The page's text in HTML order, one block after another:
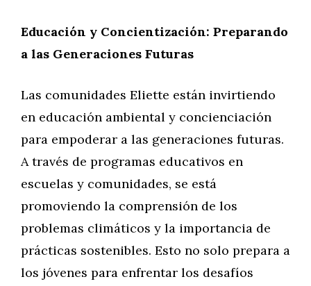
Educación y Concientización: Preparando
a las Generaciones Futuras
Las comunidades Eliette están invirtiendo
en educación ambiental y concienciación
para empoderar a las generaciones futuras.
A través de programas educativos en
escuelas y comunidades, se está
promoviendo la comprensión de los
problemas climáticos y la importancia de
prácticas sostenibles. Esto no solo prepara a
los jóvenes para enfrentar los desafíos